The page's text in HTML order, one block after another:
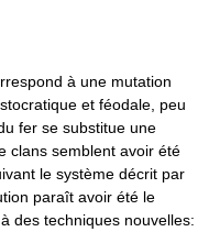
à une mutation
et féodale, peu
fer se substitue une
clans semblent avoir été
le système décrit par
paraît avoir été le
des techniques nouvelles: